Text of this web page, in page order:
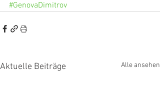
#GenovaDimitrov
Aktuelle Beiträge Alle ansehen